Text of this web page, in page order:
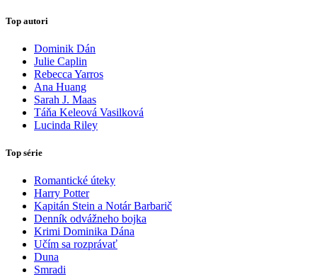
Top autori
Dominik Dán
Julie Caplin
Rebecca Yarros
Ana Huang
Sarah J. Maas
Táňa Keleová Vasilková
Lucinda Riley
Top série
Romantické úteky
Harry Potter
Kapitán Stein a Notár Barbarič
Denník odvážneho bojka
Krimi Dominika Dána
Učím sa rozprávať
Duna
Smradi